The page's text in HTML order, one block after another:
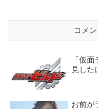
コメ
「仮
見した
お前が